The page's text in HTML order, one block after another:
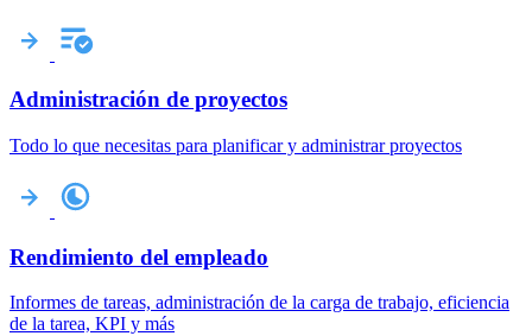
Administración de proyectos
Todo lo que necesitas para planificar y administrar proyectos
Rendimiento del empleado
Informes de tareas, administración de la carga de trabajo, eficiencia
de la tarea, KPI y más